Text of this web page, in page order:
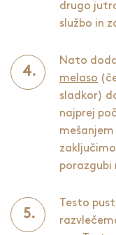
drugo
službo in
Nato
melaso
sladkor)
najprej
Testo